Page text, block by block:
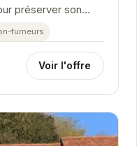
préserver son
pour des...
fumeurs
Voir l'offre